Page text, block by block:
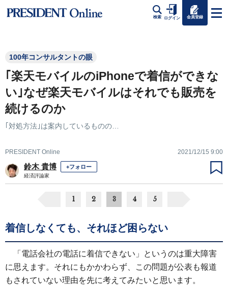
検索 ログイン 会員登録
100年コンサルタントの眼
｢楽天モバイルのiPhoneで着信ができな
い｣なぜ楽天モバイルはそれでも販売を
続けるのか
｢対処方法｣は案内しているものの…
PRESIDENT Online 2021/12/15 9:00
鈴木 貴博 +フォロー
経済評論家
1 2 3 4 5
着信しなくても、それほど困らない
「電話会社の電話に着信できない」というのは重大障害
に思えます。それにもかかわらず、この問題が公表も報道
もされていない理由を先に考えてみたいと思います。